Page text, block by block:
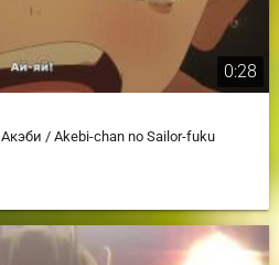
0:28
/ Akebi-chan no Sailor-fuku